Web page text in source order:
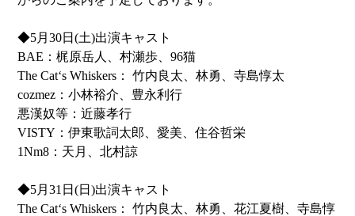
◆5月30日(土)出演キャスト
BAE：梶原岳人、村瀬歩、96猫
The Cat‘s Whiskers： 竹内良太、林勇、寺島惇太
cozmez：小林裕介、豊永利行
悪漢奴等：近藤孝行
VISTY：伊東歌詞太郎、愛美、住谷哲栄
1Nm8：天月、北村諒
◆5月31日(日)出演キャスト
The Cat‘s Whiskers： 竹内良太、林勇、花江夏樹、寺島惇